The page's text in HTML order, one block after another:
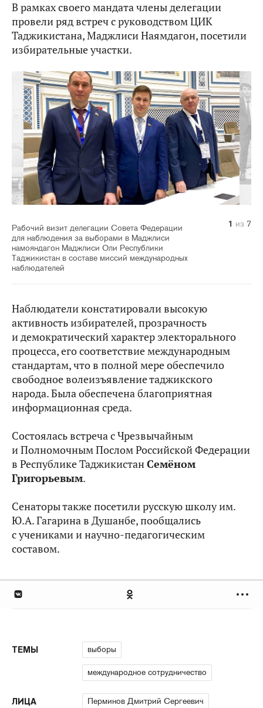
В рамках своего мандата члены делегации
провели ряд встреч с руководством ЦИК
Таджикистана, Маджлиси Наямдагон, посетили
избирательные участки.
Рабочий визит делегации Совета Федерации
для наблюдения за выборами в Маджлиси
намояндагон Маджлиси Оли Республики
Таджикистан в составе миссий международных
наблюдателей
1 из 7
2 из 7
3 из 7
4 из 7
5 из 7
6 из 7
7 из 7
Наблюдатели констатировали высокую
активность избирателей, прозрачность
и демократический характер электорального
процесса, его соответствие международным
стандартам, что в полной мере обеспечило
свободное волеизъявление таджикского
народа. Была обеспечена благоприятная
информационная среда.
Состоялась встреча с Чрезвычайным
и Полномочным Послом Российской Федерации
в Республике ТаджикистанСемёном
Григорьевым.
Сенаторы также посетили русскую школу им.
Ю.А. Гагарина в Душанбе, пообщались
с учениками и научно-педагогическим
составом.
ТЕМЫ выборы
международное сотрудничество
ЛИЦА Перминов Дмитрий Сергеевич